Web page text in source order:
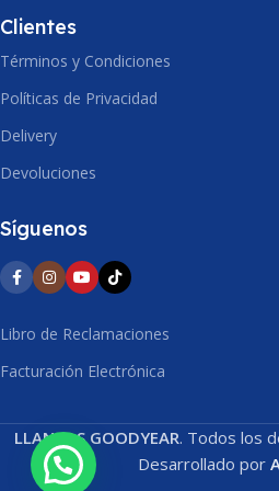
INDICE VELOCIDAD
T (190 Km/h)
REMANENTE
PROCEDENCIA
Clientes
Términos y Condiciones
Políticas de Privacidad
Delivery
Devoluciones
Síguenos
Libro de Reclamaciones
Facturación Electrónica
LLANTAS GOODYEAR. Todos los
Desarrollado por